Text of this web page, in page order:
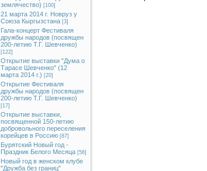
землячество) [100]
21 марта 2014 г. Новруз у
Союза Кыргызстана [3]
Гала-концерт Фестиваля
дружбы народов (посвящен
200-летию Т.Г. Шевченко)
[122]
Открытие выставки "Дума о
Тарасе Шевченко" (12
марта 2014 г.) [20]
Открытие Фестиваля
дружбы народов (посвящен
200-летию Т.Г. Шевченко)
[17]
Открытие выставки,
посвященной 150-летию
добровольного переселения
корейцев в Россию [87]
Бурятский Новый год -
Праздник Белого Месяца [56]
Новый год в женском клубе
"Дружба без границ"